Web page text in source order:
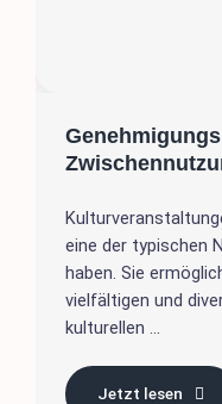
eine der typischen
haben. Sie
vielfältigen und
kulturellen ...
Jetzt lesen